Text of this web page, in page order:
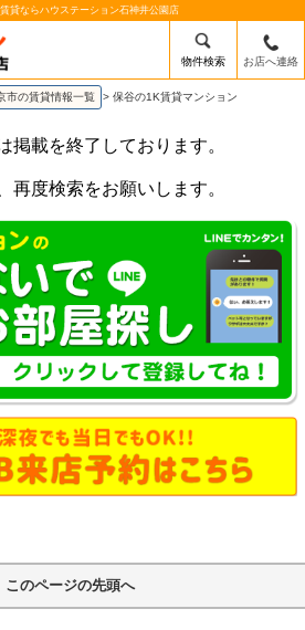
貸ならハウステーション石神井公園店
物件検索 お店へ連絡
市の賃貸情報一覧 > 保谷の1K賃貸マンション
掲載を終了しております。
再度検索をお願いします。
このページの先頭へ